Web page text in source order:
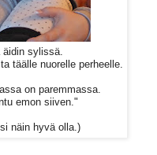
sylissä.
täälle nuorelle perheelle.
on paremmassa.
emon siiven."
näin hyvä olla.)